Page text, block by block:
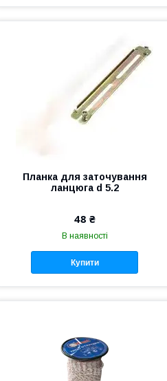
Планка для заточування
ланцюга d 5.2
48 ₴
В наявності
Купити